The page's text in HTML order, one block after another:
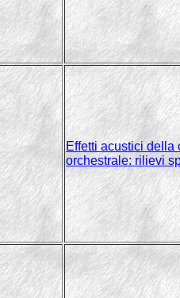
Effetti acustici della
orchestrale: rilievi